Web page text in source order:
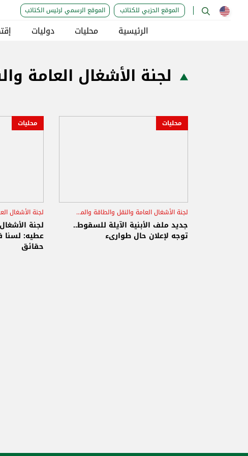
الموقع الحزبي للكتائب الموقع الرسمي لرئيس الكتائب
الرئيسية محليات دوليات
لجنة الأشغال العامة
محليات
لجنة الأشغال العامة والنقل والطاقة والمياه
انهيار مبنى
طرابلس
جديد ملف الأبنية الآيلة للسقوط..
توجه لإعلان حال طوارىء
محليات
سجيع عطيةلجنة
عطيه: لسنا
حقائق